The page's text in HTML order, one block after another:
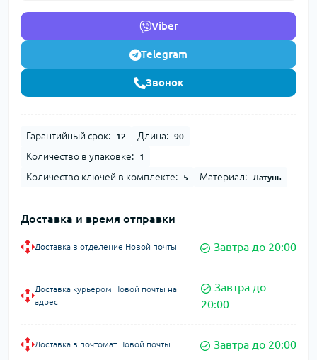
Viber
Telegram
Звонок
Гарантийный срок: 12 Длина: 90
Количество в упаковке: 1
Количество ключей в комплекте: 5 Материал: Латунь
Доставка и время отправки
Доставка в отделение Новой почты Завтра до 20:00
Доставка курьером Новой почты на
адрес
Завтра до
20:00
Доставка в почтомат Новой почты Завтра до 20:00